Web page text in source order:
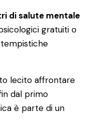
di salute mentale
gratuiti o
lecito affrontare
dal primo
è parte di un